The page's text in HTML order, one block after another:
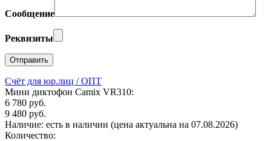
Сообщение
Реквизиты
Счёт для юр.лиц / ОПТ
Мини диктофон Camix VR310:
6 780 руб.
9 480 руб.
Наличие: есть в наличии (цена актуальна на 07.08.2026)
Количество: